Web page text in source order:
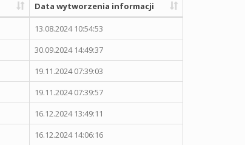
Data wytworzenia informacji
13.08.2024 10:54:53
30.09.2024 14:49:37
19.11.2024 07:39:03
19.11.2024 07:39:57
16.12.2024 13:49:11
16.12.2024 14:06:16